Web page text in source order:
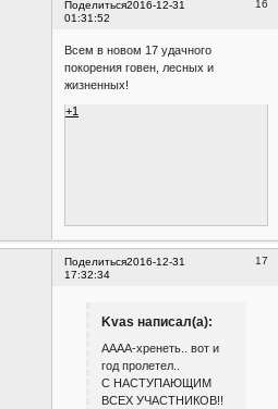
Поделиться 16
2016-12-31
01:31:52
Всем в новом 17 удачного
покорения говен, лесных и
жизненных!
+1
Поделиться 17
2016-12-31
17:32:34
Kvas написал(а):
АААА-хренеть.. вот и
год пролетел..
С НАСТУПАЮЩИМ
ВСЕХ УЧАСТНИКОВ!!